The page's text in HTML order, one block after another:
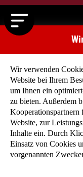
Wir verwenden
Website bei Ihrem
um Ihnen ein
zu bieten. Außerdem
Kooperationspartnern
Website, zur
Inhalte ein. Durch
Einsatz von Cookies
vorgenannten